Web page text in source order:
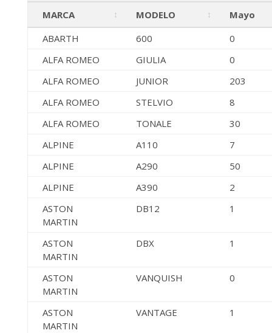
MARCA MODELO
Mayo
ABARTH
600
0
ALFA ROMEO
GIULIA
0
ALFA ROMEO
JUNIOR
203
ALFA ROMEO
STELVIO
8
ALFA ROMEO
TONALE
30
ALPINE
A110
7
ALPINE
A290
50
ALPINE
A390
2
ASTON
MARTIN
DB12 1
ASTON
MARTIN
DBX 1
ASTON
MARTIN
VANQUISH 0
ASTON
MARTIN
VANTAGE 1